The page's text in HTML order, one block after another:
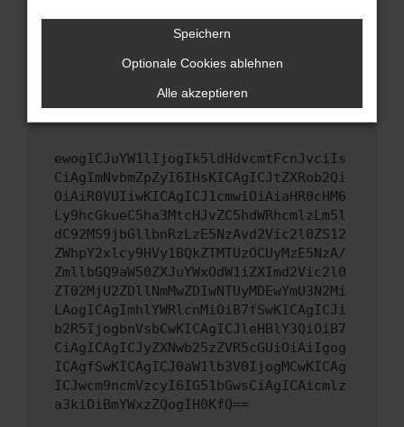
Wende dich an den Webseitenbetreiber.
Wenn du alle oben genannten Schritte versucht
hast, kontaktiere uns bitte. Wir werden
versuchen, das Problem zu beheben. Du kannst
uns diesen Text schicken, um uns bei der
ewogICJuYW1lIjogIk5ldHdvcmtFcnJvciIs
CiAgImNvbmZpZyI6IHsKICAgICJtZXRob2Qi
OiAiR0VUIiwKICAgICJ1cmwiOiAiaHR0cHM6
Ly9hcGkueC5ha3MtcHJvZC5hdWRhcmlzLm5l
dC92MS9jbGllbnRzLzE5NzAvd2Vic2l0ZS12
ZWhpY2xlcy9HVy1BQkZTMTUzOCUyMzE5NzA/
ZmllbGQ9aW50ZXJuYWxOdW1iZXImd2Vic2l0
ZT02MjU2ZDllNmMwZDIwNTUyMDEwYmU3N2Mi
LAogICAgImhlYWRlcnMiOiB7fSwKICAgICJi
b2R5IjogbnVsbCwKICAgICJleHBlY3QiOiB7
CiAgICAgICJyZXNwb25zZVR5cGUiOiAiIgog
ICAgfSwKICAgICJ0aW1lb3V0IjogMCwKICAg
ICJwcm9ncmVzcyI6IG51bGwsCiAgICAicmlz
a3kiOiBmYWxzZQogIH0KfQ==
Speichern
Optionale Cookies ablehnen
Alle akzeptieren